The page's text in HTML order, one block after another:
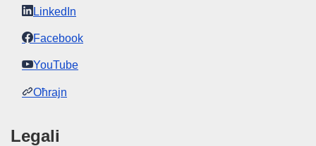
LinkedIn
Facebook
YouTube
Oħrajn
Legali